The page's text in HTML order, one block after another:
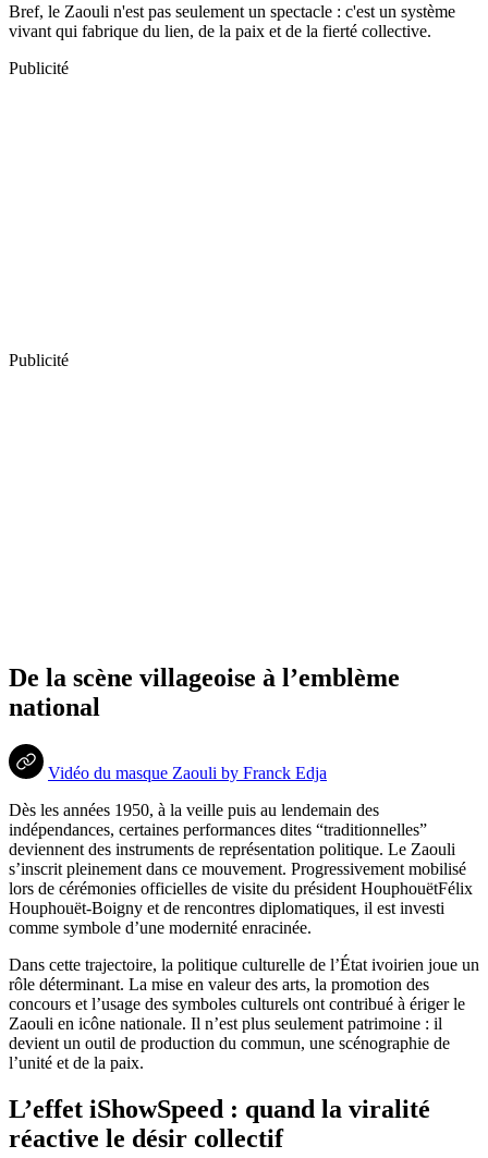
Bref, le Zaouli n'est pas seulement un spectacle : c'est un système
vivant qui fabrique du lien, de la paix et de la fierté collective.
Publicité
Publicité
De la scène villageoise à l’emblème
national
Vidéo du masque Zaouli by Franck Edja
Dès les années 1950, à la veille puis au lendemain des
indépendances, certaines performances dites “traditionnelles”
deviennent des instruments de représentation politique. Le Zaouli
s’inscrit pleinement dans ce mouvement. Progressivement mobilisé
lors de cérémonies officielles de visite du président HouphouëtFélix
Houphouët-Boigny et de rencontres diplomatiques, il est investi
comme symbole d’une modernité enracinée.
Dans cette trajectoire, la politique culturelle de l’État ivoirien joue un
rôle déterminant. La mise en valeur des arts, la promotion des
concours et l’usage des symboles culturels ont contribué à ériger le
Zaouli en icône nationale. Il n’est plus seulement patrimoine : il
devient un outil de production du commun, une scénographie de
l’unité et de la paix.
L’effet iShowSpeed : quand la viralité
réactive le désir collectif